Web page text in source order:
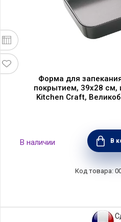
Форма для
покрытием, 39х28 см,
Kitchen Craft,
В